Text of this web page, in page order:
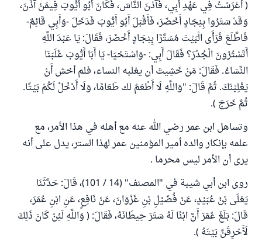
( أَعْرَسْتُ فِي عَهْدِ أَبِي، فَآذنَ النَّاسَ، فَكَانَ أَبُو أَيُّوبَ فِيمَنْ آذَنَ،
وَقَدْ سَتَرُوا بِنِجَادٍ أَخْضَرَ، فَأَقْبَلَ أَبُو أَيُّوبَ فَدَخَلَ -وَأَبِي قَائِمٌ-
فَاطَّلَعَ فَرَأَى الْبَيْتَ مُسَتَّرًا بِنِجَادٍ أَخْضَرَ، فَقَالَ: يَا عَبْدَ اللَّهِ
أَتَسْتُرُونَ الْجُدُرَ؟ فَقَالَ أَبِي: -وَاسْتَحْيَا- يَا أَبَا أَيُّوبَ غَلَبَنَا
النِّسَاءُ. فَقَالَ: مَنْ خَشِيتَ أن يغلبه النساء، فلم أخش أَنْ
يَغْلِبْنَكَ. ثُمَّ قَالَ: "وَاللَّهِ لَا أَطْعَمُ لك طَعَامًا، وَلَا أَدْخُلُ لَكُمْ بَيْتًا.
ثُمَّ خَرَجَ ).
وتساهل ابن عمر رضي الله عنه مع أهله في هذا الأمر، مع
علمه بإنكار والده أمير المؤمنين عمر لهذا الستر، يدل على أنه
يرى أن الأمر ليس محرما .
روى ابن أبي شيبة في "المصنف" (14 / 101)، قَالَ: حَدَّثَنَا
يَعْلَى بْنُ عُبَيْدٍ، عَنْ فُضَيْلِ بْنِ غَزْوَانَ، عَنْ نَافِعٍ، عَنِ ابْنِ عُمَرَ،
قَالَ: بَلَغَ عُمَرَ أَنَّ ابْنًا لَهُ سَتَرَ حِيطَانَهُ، فَقَالَ: ( وَاللَّهِ لَئِنْ كَانَ ذَلِكَ
‌لَأَحْرِقَنَّ بَيْتَهُ ).